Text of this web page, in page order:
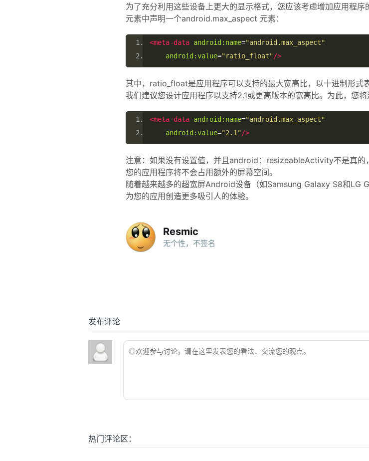
为了充分利用这些设备上更大的显示格式，您应该考虑增加应用程
元素中声明一个android.max_aspect 元素：
<meta-data android:name="android.max_aspect"
android:value="ratio_float"/>
其中，ratio_float是应用程序可以支持的最大宽高比，以十进制形式
我们建议您设计应用程序以支持2.1或更高版本的宽高比。为此，您将
<meta-data android:name="android.max_aspect"
android:value="2.1"/>
注意：如果没有设置值，并且android：resizeableActivity不是真的
您的应用程序将不会占用额外的屏幕空间。
随着越来越多的超宽屏Android设备（如Samsung Galaxy S8和LG
为您的应用创造更多吸引人的体验。
Resmic
无个性，不签名
发布评论
热门评论区：